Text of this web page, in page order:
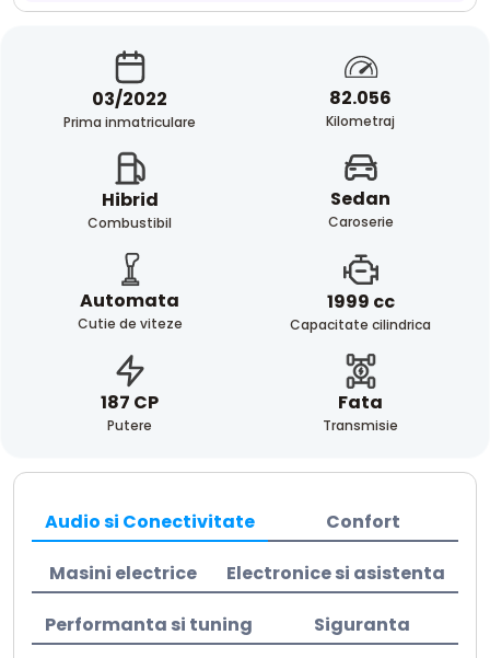
03/2022
Prima inmatriculare
82.056
Kilometraj
Hibrid
Combustibil
Sedan
Caroserie
Automata
Cutie de viteze
1999 cc
Capacitate cilindrica
187 CP
Putere
Fata
Transmisie
Audio si Conectivitate Confort
Masini electrice Electronice si asistenta
Performanta si tuning Siguranta